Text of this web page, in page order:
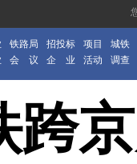
铁路局 招投标 项目
城铁
会 议 企 业 活动 调查
跨